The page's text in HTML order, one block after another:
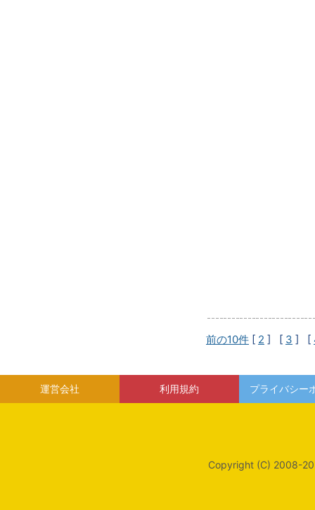
前の10件 [ 2 ] [ 3 ] [
運営会社 利用規約 プライバシー
Copyright (C) 2008-